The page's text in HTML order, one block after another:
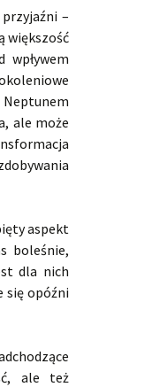
–
większość
ale może
aspekt
boleśnie,
dla nich
się opóźni
ale też